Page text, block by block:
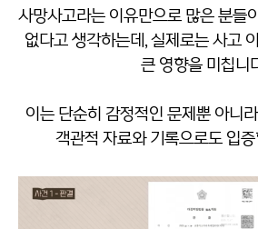
사망사고라는 이유만으로 많은 분들
없다고 생각하는데, 실제로는 사고
큰 영향을 미칩니
이는 단순히 감정적인 문제뿐 아니
객관적 자료와 기록으로도 입